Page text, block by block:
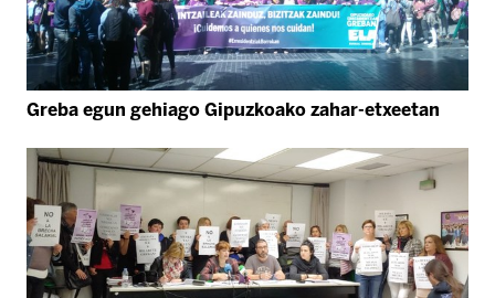
Greba egun gehiago Gipuzkoako zahar-etxeetan